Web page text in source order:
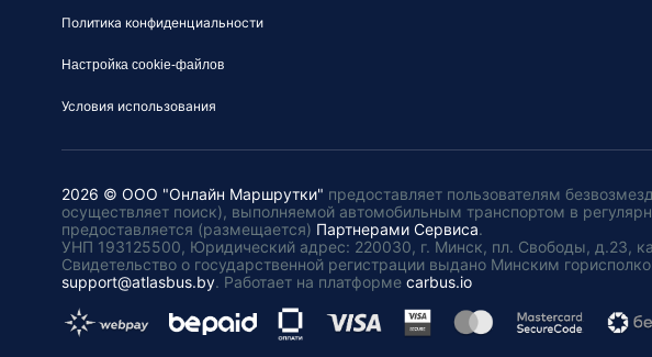
Политика конфиденциальности
Настройка cookie-файлов
Условия использования
2026 © ООО "Онлайн Маршрутки" предоставляет пользователям
осуществляет поиск), выполняемой автомобильным транспортом в
предоставляется (размещается) Партнерами Сервиса.
УНП 193125500, Юридический адрес: 220030, г. Минск, пл. Свободы, д.23,
Свидетельство о государственной регистрации выдано Минским
support@atlasbus.by. Работает на платформе carbus.io